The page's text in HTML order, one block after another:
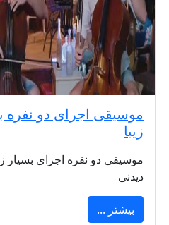
موسیقی اجرای دو نفره
زیبا
موسیقی دو نفره اجرای بسیار
دیدنی
بیشتر ...